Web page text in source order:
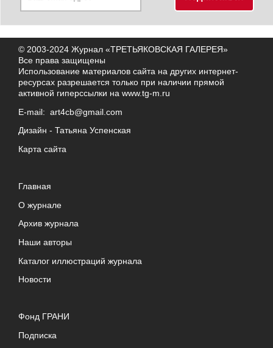
© 2003-2024 Журнал «ТРЕТЬЯКОВСКАЯ ГАЛЕРЕЯ»
Все права защищены
Использование материалов сайта на других интернет-
ресурсах разрешается только при наличии прямой
активной гиперссылки на www.tg-m.ru
E-mail: art4cb@gmail.com
Дизайн - Татьяна Успенская
Карта сайта
Главная
О журнале
Архив журнала
Наши авторы
Каталог иллюстраций журнала
Новости
Фонд ГРАНИ
Подписка